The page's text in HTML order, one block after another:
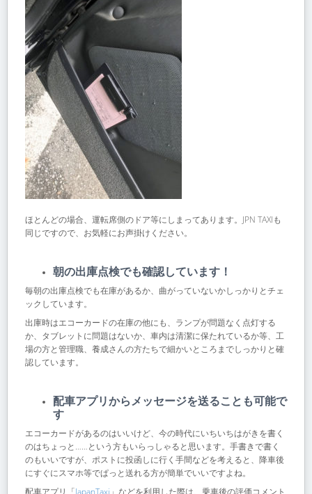
ほとんどの場合、運転席側のドア等にしまってあります。JPN TAXIも
同じですので、お気軽にお声掛けください。
朝の出庫点検でも確認しています！
毎朝の出庫点検でも在庫があるか、曲がっていないかしっかりとチェ
ックしています。
出庫時はエコーカードの在庫の他にも、ランプが問題なく点灯する
か、タブレットに問題はないか、車内は清潔に保たれているか等、工
場の方と管理職、養成さんの方たちで細かいところまでしっかりと確
認しています。
配車アプリからメッセージを送ることも可能で
す
エコーカードがあるのはいいけど、今の時代にいちいちはがきを書く
のはちょっと……という方もいらっしゃると思います。手書きで書く
のもいいですが、ポストに投函しに行く手間などを考えると、降車後
にすぐにスマホ等でぱっと送れる方が簡単でいいですよね。